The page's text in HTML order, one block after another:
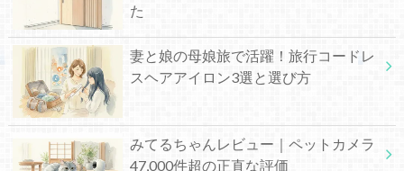
た
妻と娘の母娘旅で活躍！旅行コードレ
スヘアアイロン3選と選び方
みてるちゃんレビュー｜ペットカメラ
47,000件超の正直な評価